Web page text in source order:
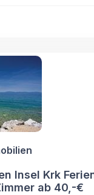
Insel Krk
ab 40,-€